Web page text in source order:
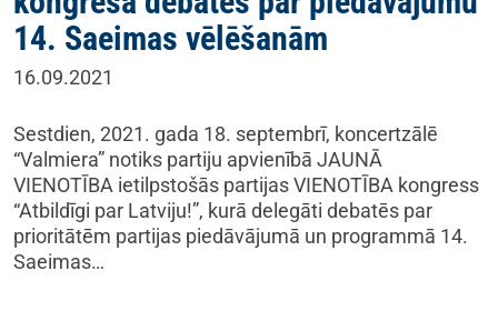
14. Saeimas vēlēšanām
16.09.2021
Sestdien, 2021. gada 18. septembrī, koncertzālē
“Valmiera” notiks partiju apvienībā JAUNĀ
VIENOTĪBA ietilpstošās partijas VIENOTĪBA kongress
“Atbildīgi par Latviju!”, kurā delegāti debatēs par
prioritātēm partijas piedāvājumā un programmā 14.
Saeimas…